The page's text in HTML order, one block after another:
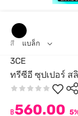
3CE
ทรีซีอี ซุปเปอร์ ส
฿560.00
สี แบล็ก